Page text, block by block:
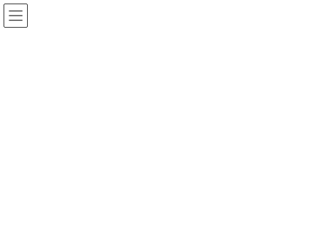
コ
ン
ナ
ビ
教材共有サイト2.0−高大連携歴史教育研究